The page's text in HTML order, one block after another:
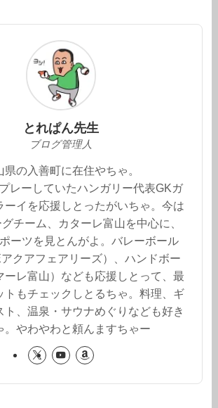
とれぱん先生
ブログ管理人
県の入善町に在住やちゃ。
レーしていたハンガリー代表GKガ
ーイを応援しとったがいちゃ。今は
チーム、カターレ富山を中心に、
ーツを見とんがよ。バレーボール
アクアフェアリーズ）、ハンドボー
ーレ富山）なども応援しとって、最
トもチェックしとるちゃ。料理、ギ
ト、温泉・サウナめぐりなども好き
。やわやわと頼んますちゃー